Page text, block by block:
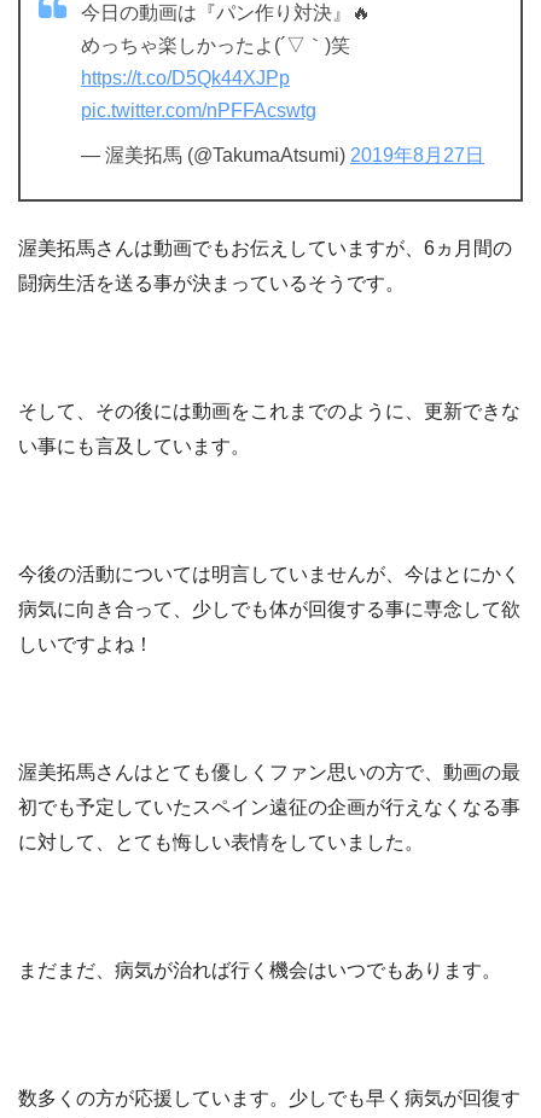
今日の動画は『パン作り対決』🔥
めっちゃ楽しかったよ(´▽｀)笑
https://t.co/D5Qk44XJPp
pic.twitter.com/nPFFAcswtg
— 渥美拓馬 (@TakumaAtsumi) 2019年8月27日
渥美拓馬さんは動画でもお伝えしていますが、6ヵ月間の
闘病生活を送る事が決まっているそうです。
そして、その後には動画をこれまでのように、更新できな
い事にも言及しています。
今後の活動については明言していませんが、今はとにかく
病気に向き合って、少しでも体が回復する事に専念して欲
しいですよね！
渥美拓馬さんはとても優しくファン思いの方で、動画の最
初でも予定していたスペイン遠征の企画が行えなくなる事
に対して、とても悔しい表情をしていました。
まだまだ、病気が治れば行く機会はいつでもあります。
数多くの方が応援しています。少しでも早く病気が回復す